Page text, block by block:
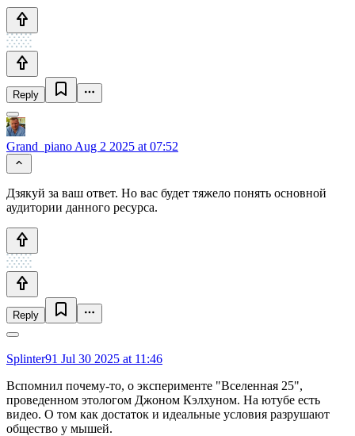
Reply
Grand_piano Aug 2 2025 at 07:52
Дзякуй за ваш ответ. Но вас будет тяжело понять основной
аудитории данного ресурса.
Reply
Splinter91 Jul 30 2025 at 11:46
Вспомнил почему-то, о эксперименте "Вселенная 25",
проведенном этологом Джоном Кэлхуном. На ютубе есть
видео. О том как достаток и идеальные условия разрушают
общество у мышей.